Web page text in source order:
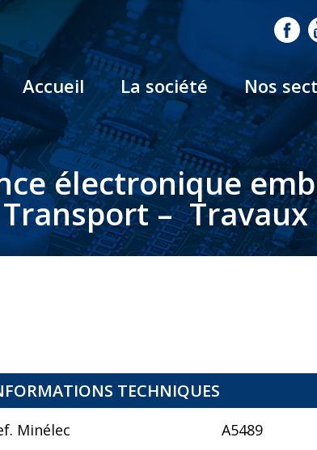
Accueil La société Nos
électronique
– Travaux
TECHNIQUES
Minélec A5489